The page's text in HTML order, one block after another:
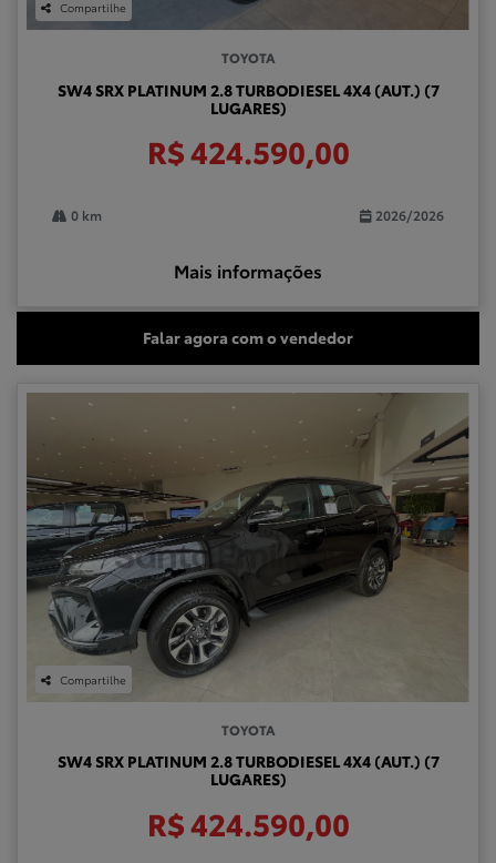
Compartilhe
TOYOTA
SW4 SRX PLATINUM 2.8 TURBODIESEL 4X4 (AUT.) (7
LUGARES)
R$ 424.590,00
0 km 2026/2026
Mais informações
Falar agora com o vendedor
Compartilhe
TOYOTA
SW4 SRX PLATINUM 2.8 TURBODIESEL 4X4 (AUT.) (7
LUGARES)
R$ 424.590,00